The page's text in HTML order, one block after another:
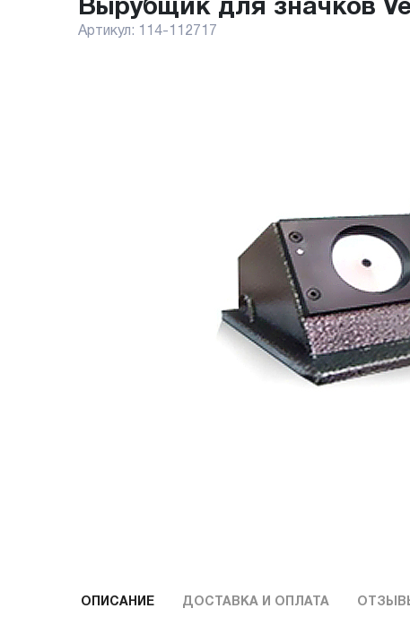
Вырубщик для значков
Артикул: 114-112717
ОПИСАНИЕ ДОСТАВКА И ОПЛАТА